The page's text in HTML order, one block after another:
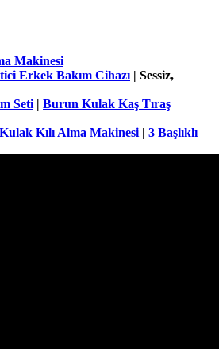
Makinesi
Erkek Bakım Cihazı | Sessiz,
Seti | Burun Kulak Kaş Tıraş
Kılı Alma Makinesi | 3 Başlıklı